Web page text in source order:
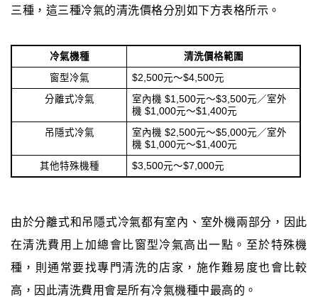
三種，這三種冷氣的清洗價格分別如下方表格所示。
冷氣機種
清洗價格範圍
窗型冷氣
$2,500元～$4,500元
分離式冷氣
室內機 $1,500元～$3,500元／室外
機 $1,000元～$1,400元
吊隱式冷氣
室內機 $2,500元～$5,000元／室外
機 $1,000元～$1,400元
其他特殊機種
$3,500元～$7,000元
由於分離式和吊隱式冷氣都有室內、室外機兩部分，因此
在清洗費用上加總會比窗型冷氣高出一點。至於特殊機
種，則通常要找專門清洗的店家，施作難易度也會比較
高，因此清洗費用會是所有冷氣機種中最高的。